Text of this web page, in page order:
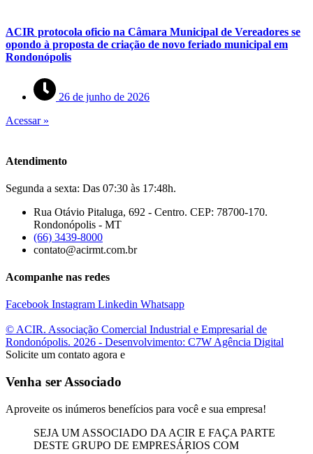
ACIR protocola oficio na Câmara Municipal de Vereadores se
opondo à proposta de criação de novo feriado municipal em
Rondonópolis
26 de junho de 2026
Acessar »
Atendimento
Segunda a sexta: Das 07:30 às 17:48h.
Rua Otávio Pitaluga, 692 - Centro. CEP: 78700-170.
Rondonópolis - MT
(66) 3439-8000
contato@acirmt.com.br
Acompanhe nas redes
Facebook Instagram Linkedin Whatsapp
© ACIR. Associação Comercial Industrial e Empresarial de
Rondonópolis. 2026 - Desenvolvimento: C7W Agência Digital
Solicite um contato agora e
Venha ser Associado
Aproveite os inúmeros benefícios para você e sua empresa!
SEJA UM ASSOCIADO DA ACIR E FAÇA PARTE
DESTE GRUPO DE EMPRESÁRIOS COM